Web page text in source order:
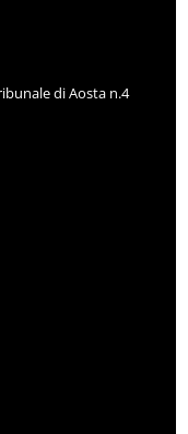
di Aosta n.4